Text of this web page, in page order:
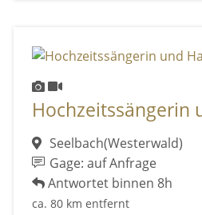
Hochzeitssängerin
Seelbach(Westerwald)
Gage: auf Anfrage
Antwortet binnen 8h
ca. 80 km entfernt